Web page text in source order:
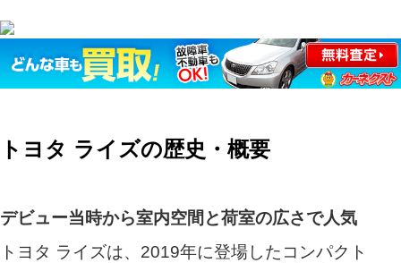
トヨタ ライズの歴史・概要
デビュー当時から室内空間と荷室の広さで人気
トヨタ ライズは、2019年に登場したコンパクト